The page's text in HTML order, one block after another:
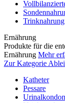
Trinknahrung
Ernährung
Produkte für die
Ernährung Mehr
Zur Kategorie
Katheter
Pessare